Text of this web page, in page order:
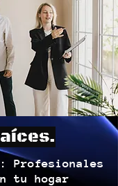
Profesionales
tu hogar